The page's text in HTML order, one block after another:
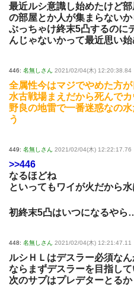
最近ルシ意識し始めたけど
の部屋とか人が集まらない
ぶっちゃけ終末5凸するのに
んじゃないかって最近思い
446: 名無しさん 2021/02/04(木) 12:20:38.84
全属性今はマジでやめた方
水古戦場まえだから死んで
野良の地雷で一番迷惑なの
う
449: 名無しさん 2021/02/04(木) 12:22:17.76
>>446
なるほどね
といってもワイが火だから
初終末5凸はいつになるや
448: 名無しさん 2021/02/04(木) 12:21:47.11
ルシＨＬはデスラー必須なん
ならまずデスラーを目指し
次のサプはプレデターとるか